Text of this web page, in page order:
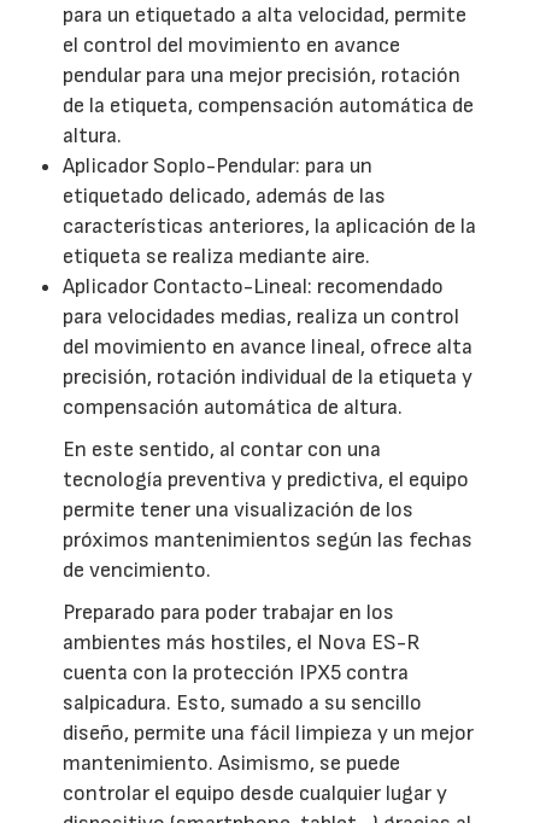
para un etiquetado a alta velocidad, permite
el control del movimiento en avance
pendular para una mejor precisión, rotación
de la etiqueta, compensación automática de
altura.
Aplicador Soplo-Pendular: para un
etiquetado delicado, además de las
características anteriores, la aplicación de la
etiqueta se realiza mediante aire.
Aplicador Contacto-Lineal: recomendado
para velocidades medias, realiza un control
del movimiento en avance lineal, ofrece alta
precisión, rotación individual de la etiqueta y
compensación automática de altura.
En este sentido, al contar con una
tecnología preventiva y predictiva, el equipo
permite tener una visualización de los
próximos mantenimientos según las fechas
de vencimiento.
Preparado para poder trabajar en los
ambientes más hostiles, el Nova ES-R
cuenta con la protección IPX5 contra
salpicadura. Esto, sumado a su sencillo
diseño, permite una fácil limpieza y un mejor
mantenimiento. Asimismo, se puede
controlar el equipo desde cualquier lugar y